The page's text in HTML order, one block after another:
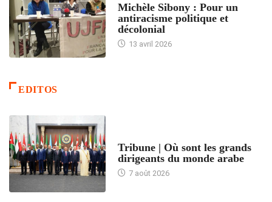
Michèle Sibony : Pour un
antiracisme politique et
décolonial
13 avril 2026
EDITOS
Tribune | Où sont les grands
dirigeants du monde arabe
7 août 2026